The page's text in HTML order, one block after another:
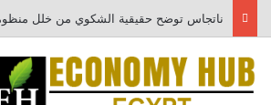
ناتجاس توضح حقيقية الشكوي من خلل